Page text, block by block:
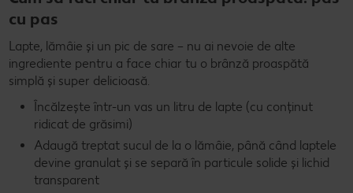
cu pas
Lapte, lămâie și un pic de sare – nu ai nevoie de alte
ingrediente pentru a face chiar tu o brânză proaspătă
simplă și super delicioasă.
Încălzește într-un vas un litru de lapte (cu conținut
ridicat de grăsimi)
Adaugă treptat sucul de la o lămâie, până când laptele
devine granulat și se separă în particule solide și lichid
transparent